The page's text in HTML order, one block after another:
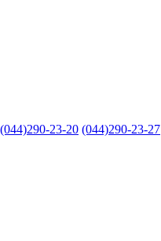
(044)290-23-20 (044)290-23-27